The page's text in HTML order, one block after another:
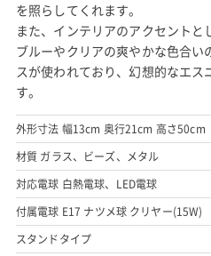
を照らしてくれます。
また、インテリアのアクセントと
ブルーやクリアの爽やかな色合い
スが使われており、幻想的なエス
す。
外形寸法 幅13cm 奥行21cm 高さ50cm
材質 ガラス、ビーズ、メタル
対応電球 白熱電球、LED電球
付属電球 E17 ナツメ球 クリヤー(15W)
スタンドタイプ